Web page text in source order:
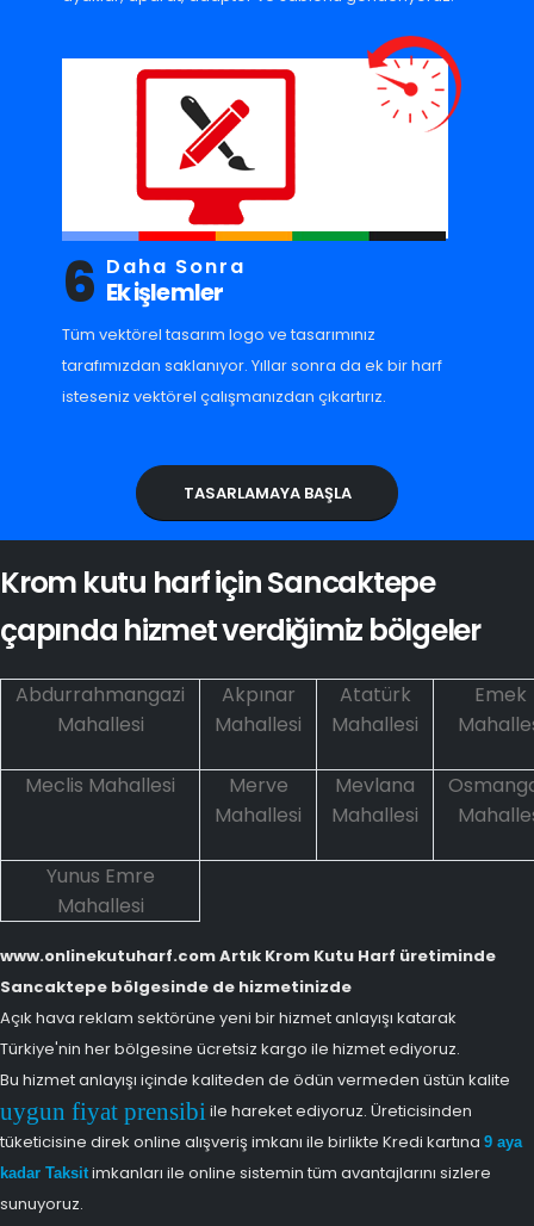
6 Daha Sonra
Ek işlemler
Tüm vektörel tasarım logo ve tasarımınız
tarafımızdan saklanıyor. Yıllar sonra da ek bir harf
isteseniz vektörel çalışmanızdan çıkartırız.
TASARLAMAYA BAŞLA
Krom kutu harf için Sancaktepe
çapında hizmet verdiğimiz bölgeler
Abdurrahmangazi
Mahallesi
Akpınar
Mahallesi
Atatürk
Mahallesi
Emek
Meclis Mahallesi
Merve
Mahallesi
Mevlana
Mahallesi
Yunus Emre
Mahallesi
www.onlinekutuharf.com Artık Krom Kutu Harf üretiminde
Sancaktepe bölgesinde de hizmetinizde
Açık hava reklam sektörüne yeni bir hizmet anlayışı katarak
Türkiye'nin her bölgesine ücretsiz kargo ile hizmet ediyoruz.
Bu hizmet anlayışı içinde kaliteden de ödün vermeden üstün kalite
uygun fiyat prensibi ile hareket ediyoruz. Üreticisinden
tüketicisine direk online alışveriş imkanı ile birlikte Kredi kartına 9 aya
kadar Taksitimkanları ile online sistemin tüm avantajlarını sizlere
sunuyoruz.